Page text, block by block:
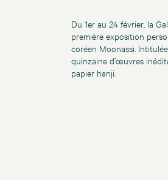
Du 1er au 24 février, la
première exposition
coréen Moonassi.
quinzaine d’œuvres
papier hanji.